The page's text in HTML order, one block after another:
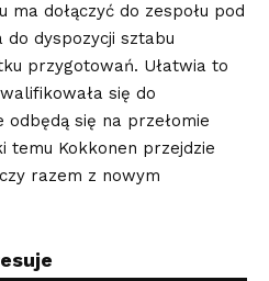
ma dołączyć do zespołu pod
dyspozycji sztabu
przygotowań. Ułatwia to
się do
się na przełomie
temu Kokkonen przejdzie
razem z nowym